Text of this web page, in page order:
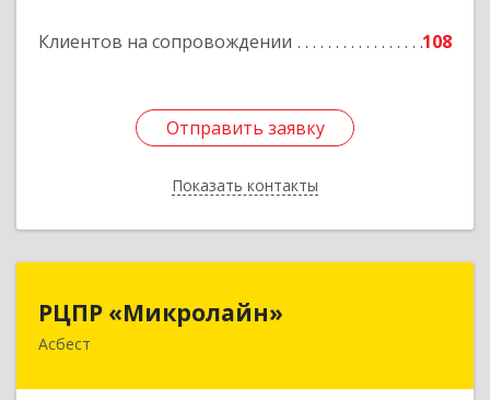
Клиентов на сопровождении 108
Отправить заявку
Показать контакты
Отправить заявку
Назад
РЦПР «Микролайн»
Асбест
РЦПР «Микролайн»
624272, Свердловская обл, Асбест г, имени В.И.